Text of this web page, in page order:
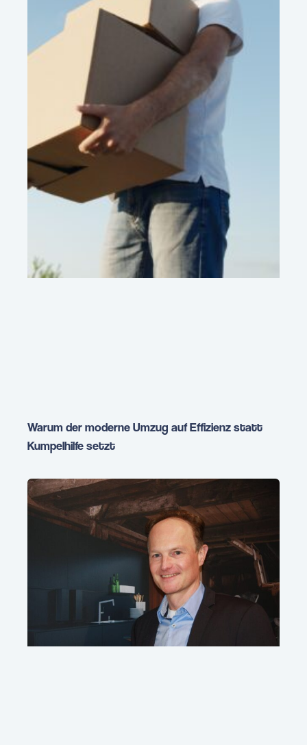
Warum der moderne Umzug auf Effizienz statt
Kumpelhilfe setzt